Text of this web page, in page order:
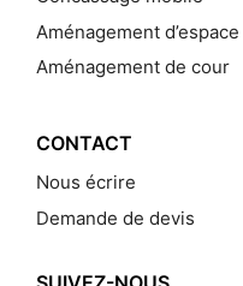
Aménagement
Aménagement de cour
CONTACT
Nous écrire
Demande de devis